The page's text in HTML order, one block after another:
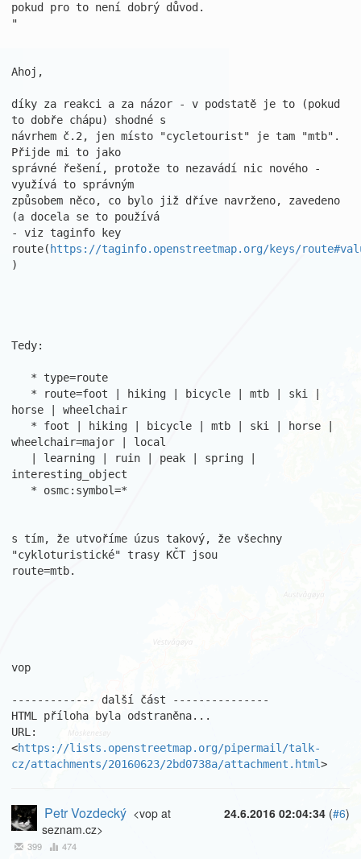
pokud pro to není dobrý důvod.
"
Ahoj,
díky za reakci a za názor - v podstatě je to (pokud
to dobře chápu) shodné s
návrhem č.2, jen místo "cycletourist" je tam "mtb".
Přijde mi to jako
správné řešení, protože to nezavádí nic nového -
využívá to správným
způsobem něco, co bylo již dříve navrženo, zavedeno
(a docela se to používá
- viz taginfo key
route( https://taginfo.openstreetmap.org/keys/
)
Tedy:
horse | wheelchair
wheelchair=major | local
interesting_object
s tím, že utvoříme úzus takový, že všechny
"cykloturistické" trasy KČT jsou
route=mtb.
vop
------------- další část ---------------
HTML příloha byla odstraněna...
URL:
<https://lists.openstreetmap.org/pipermail/talk-
cz/attachments/20160623/2bd0738a/attachment.html>
24.6.2016 02:04:34 (#6)
Petr Vozdecký <vop at
seznam.cz>
399 474